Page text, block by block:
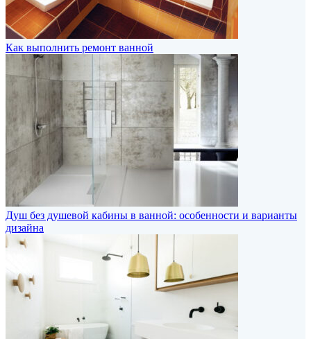
Как выполнить ремонт ванной
Душ без душевой кабины в ванной: особенности и варианты
дизайна